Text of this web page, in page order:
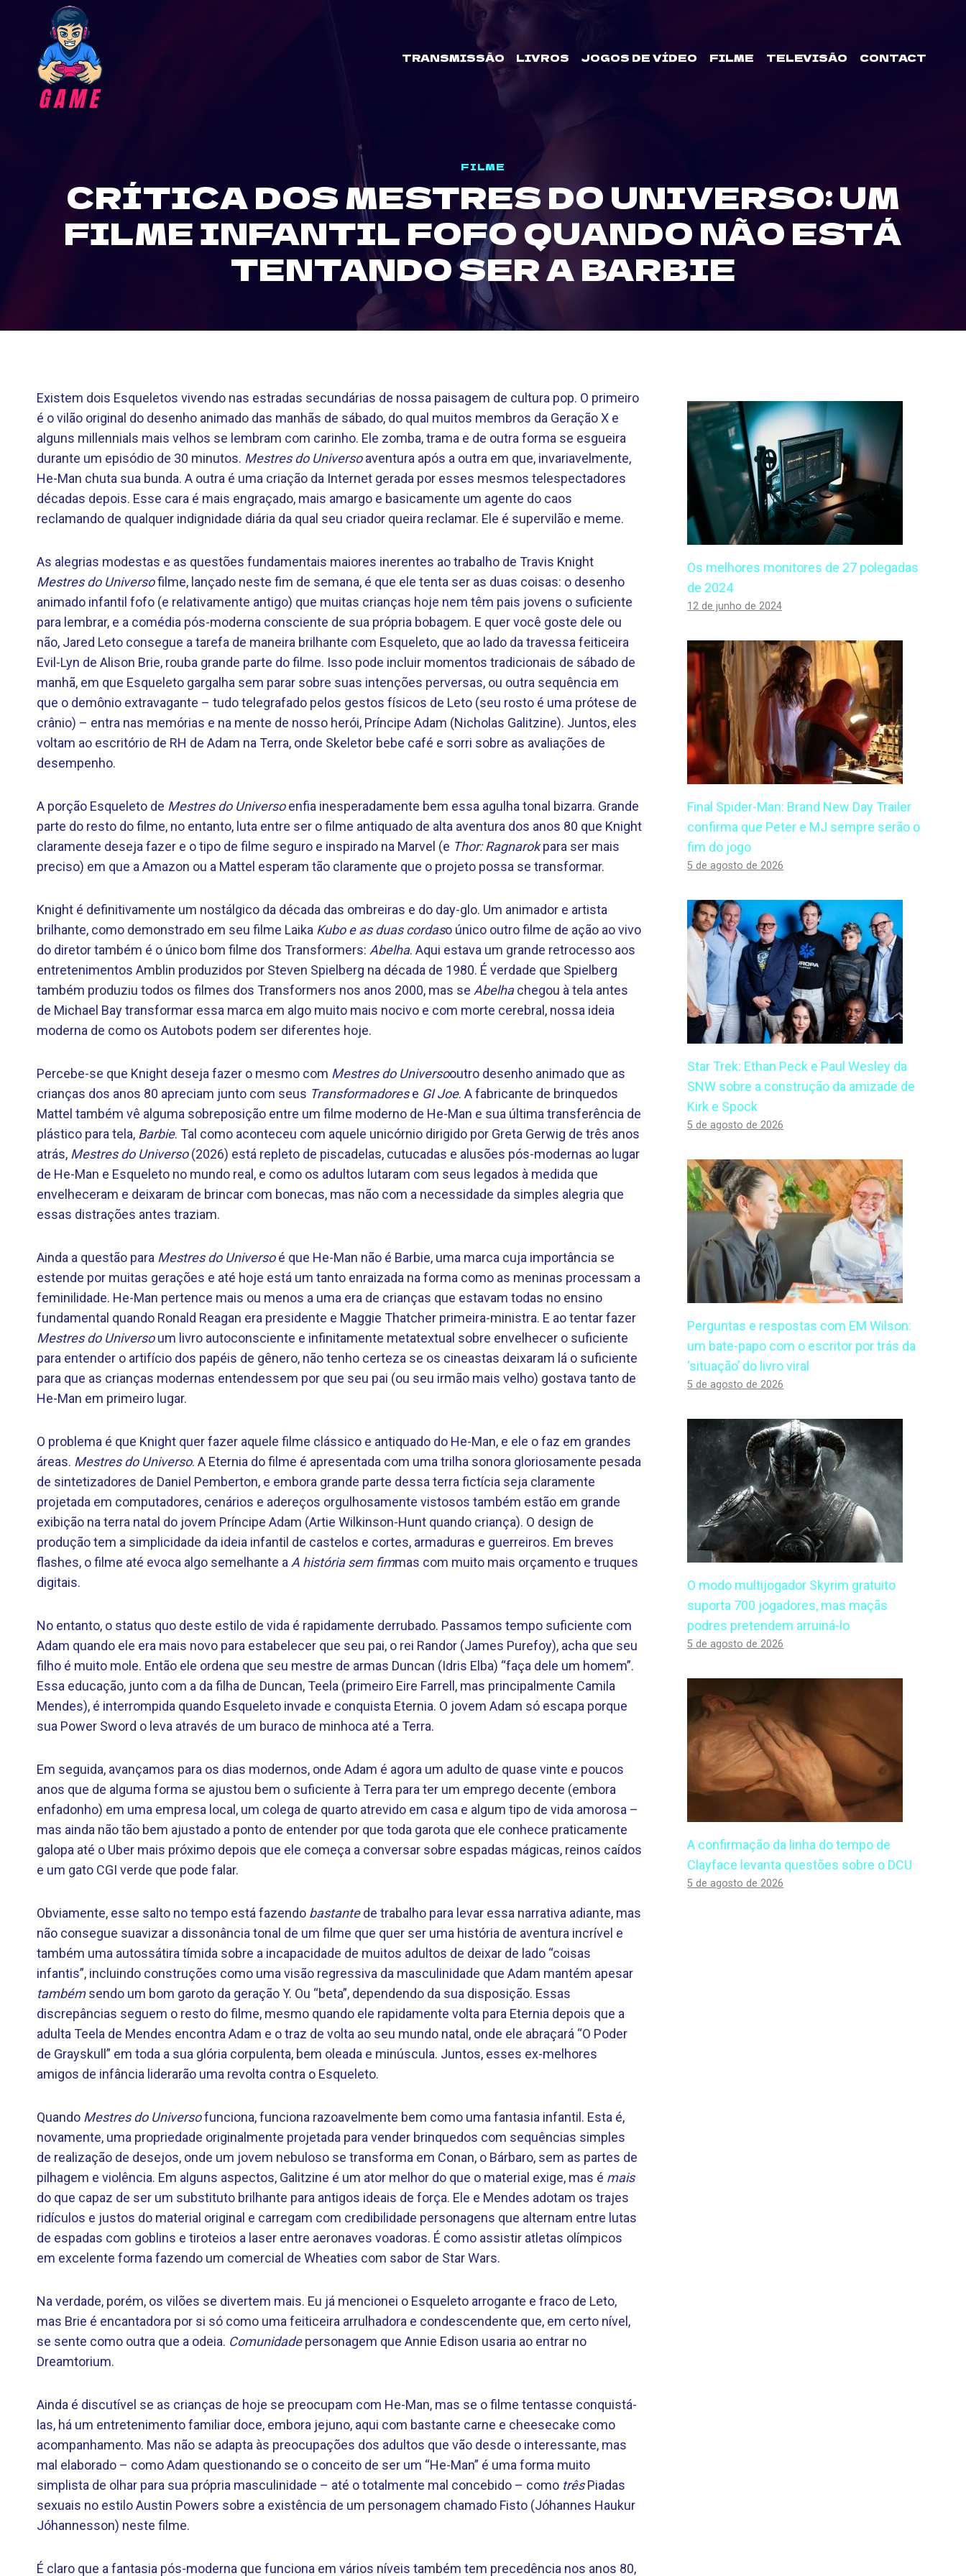
content
TRANSMISSÃO LIVROS JOGOS DE VÍDEO FILME TELEVISÃO CONTACT
FILME
CRÍTICA DOS MESTRES DO UNIVERSO: UM
FILME INFANTIL FOFO QUANDO NÃO ESTÁ
TENTANDO SER A BARBIE
Existem dois Esqueletos vivendo nas estradas secundárias de nossa paisagem de cultura pop. O primeiro
é o vilão original do desenho animado das manhãs de sábado, do qual muitos membros da Geração X e
alguns millennials mais velhos se lembram com carinho. Ele zomba, trama e de outra forma se esgueira
durante um episódio de 30 minutos. Mestres do Universoaventura após a outra em que, invariavelmente,
He-Man chuta sua bunda. A outra é uma criação da Internet gerada por esses mesmos telespectadores
décadas depois. Esse cara é mais engraçado, mais amargo e basicamente um agente do caos
reclamando de qualquer indignidade diária da qual seu criador queira reclamar. Ele é supervilão e meme.
As alegrias modestas e as questões fundamentais maiores inerentes ao trabalho de Travis Knight
Mestres do Universofilme, lançado neste fim de semana, é que ele tenta ser as duas coisas: o desenho
animado infantil fofo (e relativamente antigo) que muitas crianças hoje nem têm pais jovens o suficiente
para lembrar, e a comédia pós-moderna consciente de sua própria bobagem. E quer você goste dele ou
não, Jared Leto consegue a tarefa de maneira brilhante com Esqueleto, que ao lado da travessa feiticeira
Evil-Lyn de Alison Brie, rouba grande parte do filme. Isso pode incluir momentos tradicionais de sábado de
manhã, em que Esqueleto gargalha sem parar sobre suas intenções perversas, ou outra sequência em
que o demônio extravagante – tudo telegrafado pelos gestos físicos de Leto (seu rosto é uma prótese de
crânio) – entra nas memórias e na mente de nosso herói, Príncipe Adam (Nicholas Galitzine). Juntos, eles
voltam ao escritório de RH de Adam na Terra, onde Skeletor bebe café e sorri sobre as avaliações de
desempenho.
A porção Esqueleto de Mestres do Universoenfia inesperadamente bem essa agulha tonal bizarra. Grande
parte do resto do filme, no entanto, luta entre ser o filme antiquado de alta aventura dos anos 80 que Knight
claramente deseja fazer e o tipo de filme seguro e inspirado na Marvel (e Thor: Ragnarokpara ser mais
preciso) em que a Amazon ou a Mattel esperam tão claramente que o projeto possa se transformar.
Knight é definitivamente um nostálgico da década das ombreiras e do day-glo. Um animador e artista
brilhante, como demonstrado em seu filme Laika Kubo e as duas cordaso único outro filme de ação ao vivo
do diretor também é o único bom filme dos Transformers: Abelha. Aqui estava um grande retrocesso aos
entretenimentos Amblin produzidos por Steven Spielberg na década de 1980. É verdade que Spielberg
também produziu todos os filmes dos Transformers nos anos 2000, mas se Abelhachegou à tela antes
de Michael Bay transformar essa marca em algo muito mais nocivo e com morte cerebral, nossa ideia
moderna de como os Autobots podem ser diferentes hoje.
Percebe-se que Knight deseja fazer o mesmo com Mestres do Universooutro desenho animado que as
crianças dos anos 80 apreciam junto com seus Transformadorese GI Joe. A fabricante de brinquedos
Mattel também vê alguma sobreposição entre um filme moderno de He-Man e sua última transferência de
plástico para tela, Barbie. Tal como aconteceu com aquele unicórnio dirigido por Greta Gerwig de três anos
atrás, Mestres do Universo(2026) está repleto de piscadelas, cutucadas e alusões pós-modernas ao lugar
de He-Man e Esqueleto no mundo real, e como os adultos lutaram com seus legados à medida que
envelheceram e deixaram de brincar com bonecas, mas não com a necessidade da simples alegria que
essas distrações antes traziam.
Ainda a questão para Mestres do Universoé que He-Man não é Barbie, uma marca cuja importância se
estende por muitas gerações e até hoje está um tanto enraizada na forma como as meninas processam a
feminilidade. He-Man pertence mais ou menos a uma era de crianças que estavam todas no ensino
fundamental quando Ronald Reagan era presidente e Maggie Thatcher primeira-ministra. E ao tentar fazer
Mestres do Universoum livro autoconsciente e infinitamente metatextual sobre envelhecer o suficiente
para entender o artifício dos papéis de gênero, não tenho certeza se os cineastas deixaram lá o suficiente
para que as crianças modernas entendessem por que seu pai (ou seu irmão mais velho) gostava tanto de
He-Man em primeiro lugar.
O problema é que Knight quer fazer aquele filme clássico e antiquado do He-Man, e ele o faz em grandes
áreas. Mestres do Universo. A Eternia do filme é apresentada com uma trilha sonora gloriosamente pesada
de sintetizadores de Daniel Pemberton, e embora grande parte dessa terra fictícia seja claramente
projetada em computadores, cenários e adereços orgulhosamente vistosos também estão em grande
exibição na terra natal do jovem Príncipe Adam (Artie Wilkinson-Hunt quando criança). O design de
produção tem a simplicidade da ideia infantil de castelos e cortes, armaduras e guerreiros. Em breves
flashes, o filme até evoca algo semelhante a A história sem fimmas com muito mais orçamento e truques
digitais.
No entanto, o status quo deste estilo de vida é rapidamente derrubado. Passamos tempo suficiente com
Adam quando ele era mais novo para estabelecer que seu pai, o rei Randor (James Purefoy), acha que seu
filho é muito mole. Então ele ordena que seu mestre de armas Duncan (Idris Elba) “faça dele um homem”.
Essa educação, junto com a da filha de Duncan, Teela (primeiro Eire Farrell, mas principalmente Camila
Mendes), é interrompida quando Esqueleto invade e conquista Eternia. O jovem Adam só escapa porque
sua Power Sword o leva através de um buraco de minhoca até a Terra.
Em seguida, avançamos para os dias modernos, onde Adam é agora um adulto de quase vinte e poucos
anos que de alguma forma se ajustou bem o suficiente à Terra para ter um emprego decente (embora
enfadonho) em uma empresa local, um colega de quarto atrevido em casa e algum tipo de vida amorosa –
mas ainda não tão bem ajustado a ponto de entender por que toda garota que ele conhece praticamente
galopa até o Uber mais próximo depois que ele começa a conversar sobre espadas mágicas, reinos caídos
e um gato CGI verde que pode falar.
Obviamente, esse salto no tempo está fazendo bastantede trabalho para levar essa narrativa adiante, mas
não consegue suavizar a dissonância tonal de um filme que quer ser uma história de aventura incrível e
também uma autossátira tímida sobre a incapacidade de muitos adultos de deixar de lado “coisas
infantis”, incluindo construções como uma visão regressiva da masculinidade que Adam mantém apesar
tambémsendo um bom garoto da geração Y. Ou “beta”, dependendo da sua disposição. Essas
discrepâncias seguem o resto do filme, mesmo quando ele rapidamente volta para Eternia depois que a
adulta Teela de Mendes encontra Adam e o traz de volta ao seu mundo natal, onde ele abraçará “O Poder
de Grayskull” em toda a sua glória corpulenta, bem oleada e minúscula. Juntos, esses ex-melhores
amigos de infância liderarão uma revolta contra o Esqueleto.
Quando Mestres do Universofunciona, funciona razoavelmente bem como uma fantasia infantil. Esta é,
novamente, uma propriedade originalmente projetada para vender brinquedos com sequências simples
de realização de desejos, onde um jovem nebuloso se transforma em Conan, o Bárbaro, sem as partes de
pilhagem e violência. Em alguns aspectos, Galitzine é um ator melhor do que o material exige, mas é mais
do que capaz de ser um substituto brilhante para antigos ideais de força. Ele e Mendes adotam os trajes
ridículos e justos do material original e carregam com credibilidade personagens que alternam entre lutas
de espadas com goblins e tiroteios a laser entre aeronaves voadoras. É como assistir atletas olímpicos
em excelente forma fazendo um comercial de Wheaties com sabor de Star Wars.
Na verdade, porém, os vilões se divertem mais. Eu já mencionei o Esqueleto arrogante e fraco de Leto,
mas Brie é encantadora por si só como uma feiticeira arrulhadora e condescendente que, em certo nível,
se sente como outra que a odeia. Comunidadepersonagem que Annie Edison usaria ao entrar no
Dreamtorium.
Ainda é discutível se as crianças de hoje se preocupam com He-Man, mas se o filme tentasse conquistá-
las, há um entretenimento familiar doce, embora jejuno, aqui com bastante carne e cheesecake como
acompanhamento. Mas não se adapta às preocupações dos adultos que vão desde o interessante, mas
mal elaborado – como Adam questionando se o conceito de ser um “He-Man” é uma forma muito
simplista de olhar para sua própria masculinidade – até o totalmente mal concebido – como trêsPiadas
sexuais no estilo Austin Powers sobre a existência de um personagem chamado Fisto (Jóhannes Haukur
Jóhannesson) neste filme.
É claro que a fantasia pós-moderna que funciona em vários níveis também tem precedência nos anos 80,
Os melhores monitores de 27 polegadas
de 2024
12 de junho de 2024
Final Spider-Man: Brand New Day Trailer
confirma que Peter e MJ sempre serão o
fim do jogo
5 de agosto de 2026
Star Trek: Ethan Peck e Paul Wesley da
SNW sobre a construção da amizade de
Kirk e Spock
5 de agosto de 2026
Perguntas e respostas com EM Wilson:
um bate-papo com o escritor por trás da
‘situação’ do livro viral
5 de agosto de 2026
O modo multijogador Skyrim gratuito
suporta 700 jogadores, mas maçãs
podres pretendem arruiná-lo
5 de agosto de 2026
A confirmação da linha do tempo de
Clayface levanta questões sobre o DCU
5 de agosto de 2026